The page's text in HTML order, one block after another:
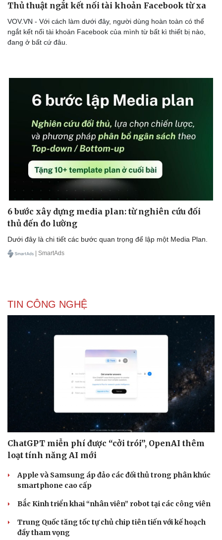
Doanh nghiệp
Thông tin doanh nghiệp
Công nghệ
Thủ thuật ngắt kết nối tài khoản Facebook từ xa
VOV.VN - Với cách làm dưới đây, người dùng hoàn toàn có thể
ngắt kết nối tài khoản Facebook của mình từ bất kì thiết bị nào,
đang ở bất cứ đâu.
6 bước xây dựng media plan: từ nghiên cứu đối
thủ đến đo lường
Dưới đây là chi tiết các bước quan trọng để lập một Media Plan.
| SmartAds
TIN CÔNG NGHỆ
ChatGPT miễn phí được “cởi trói”, OpenAI thêm
loạt tính năng AI mới
Apple và Samsung áp đảo các đối thủ trong phân khúc
smartphone cao cấp
Bắc Kinh triển khai “nhân viên” robot tại các công viên
Trung Quốc tăng tốc tự chủ chip tiên tiến với kế hoạch
đầy tham vọng